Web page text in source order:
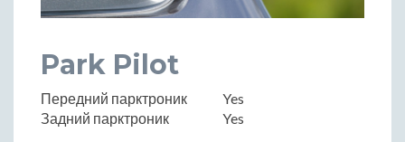
Park Pilot
Передний парктроник
Yes
Задний парктроник
Yes